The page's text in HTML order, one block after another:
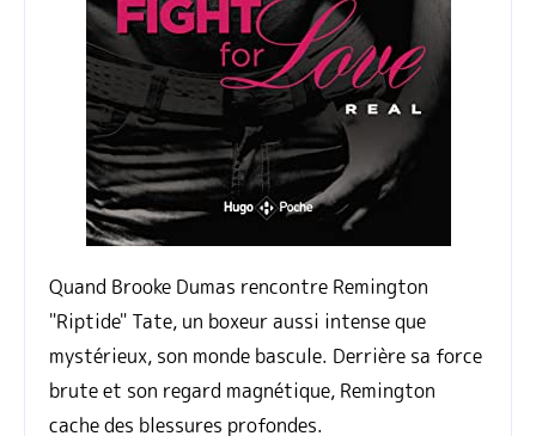
Quand Brooke Dumas rencontre Remington
"Riptide" Tate, un boxeur aussi intense que
mystérieux, son monde bascule. Derrière sa force
brute et son regard magnétique, Remington
cache des blessures profondes.